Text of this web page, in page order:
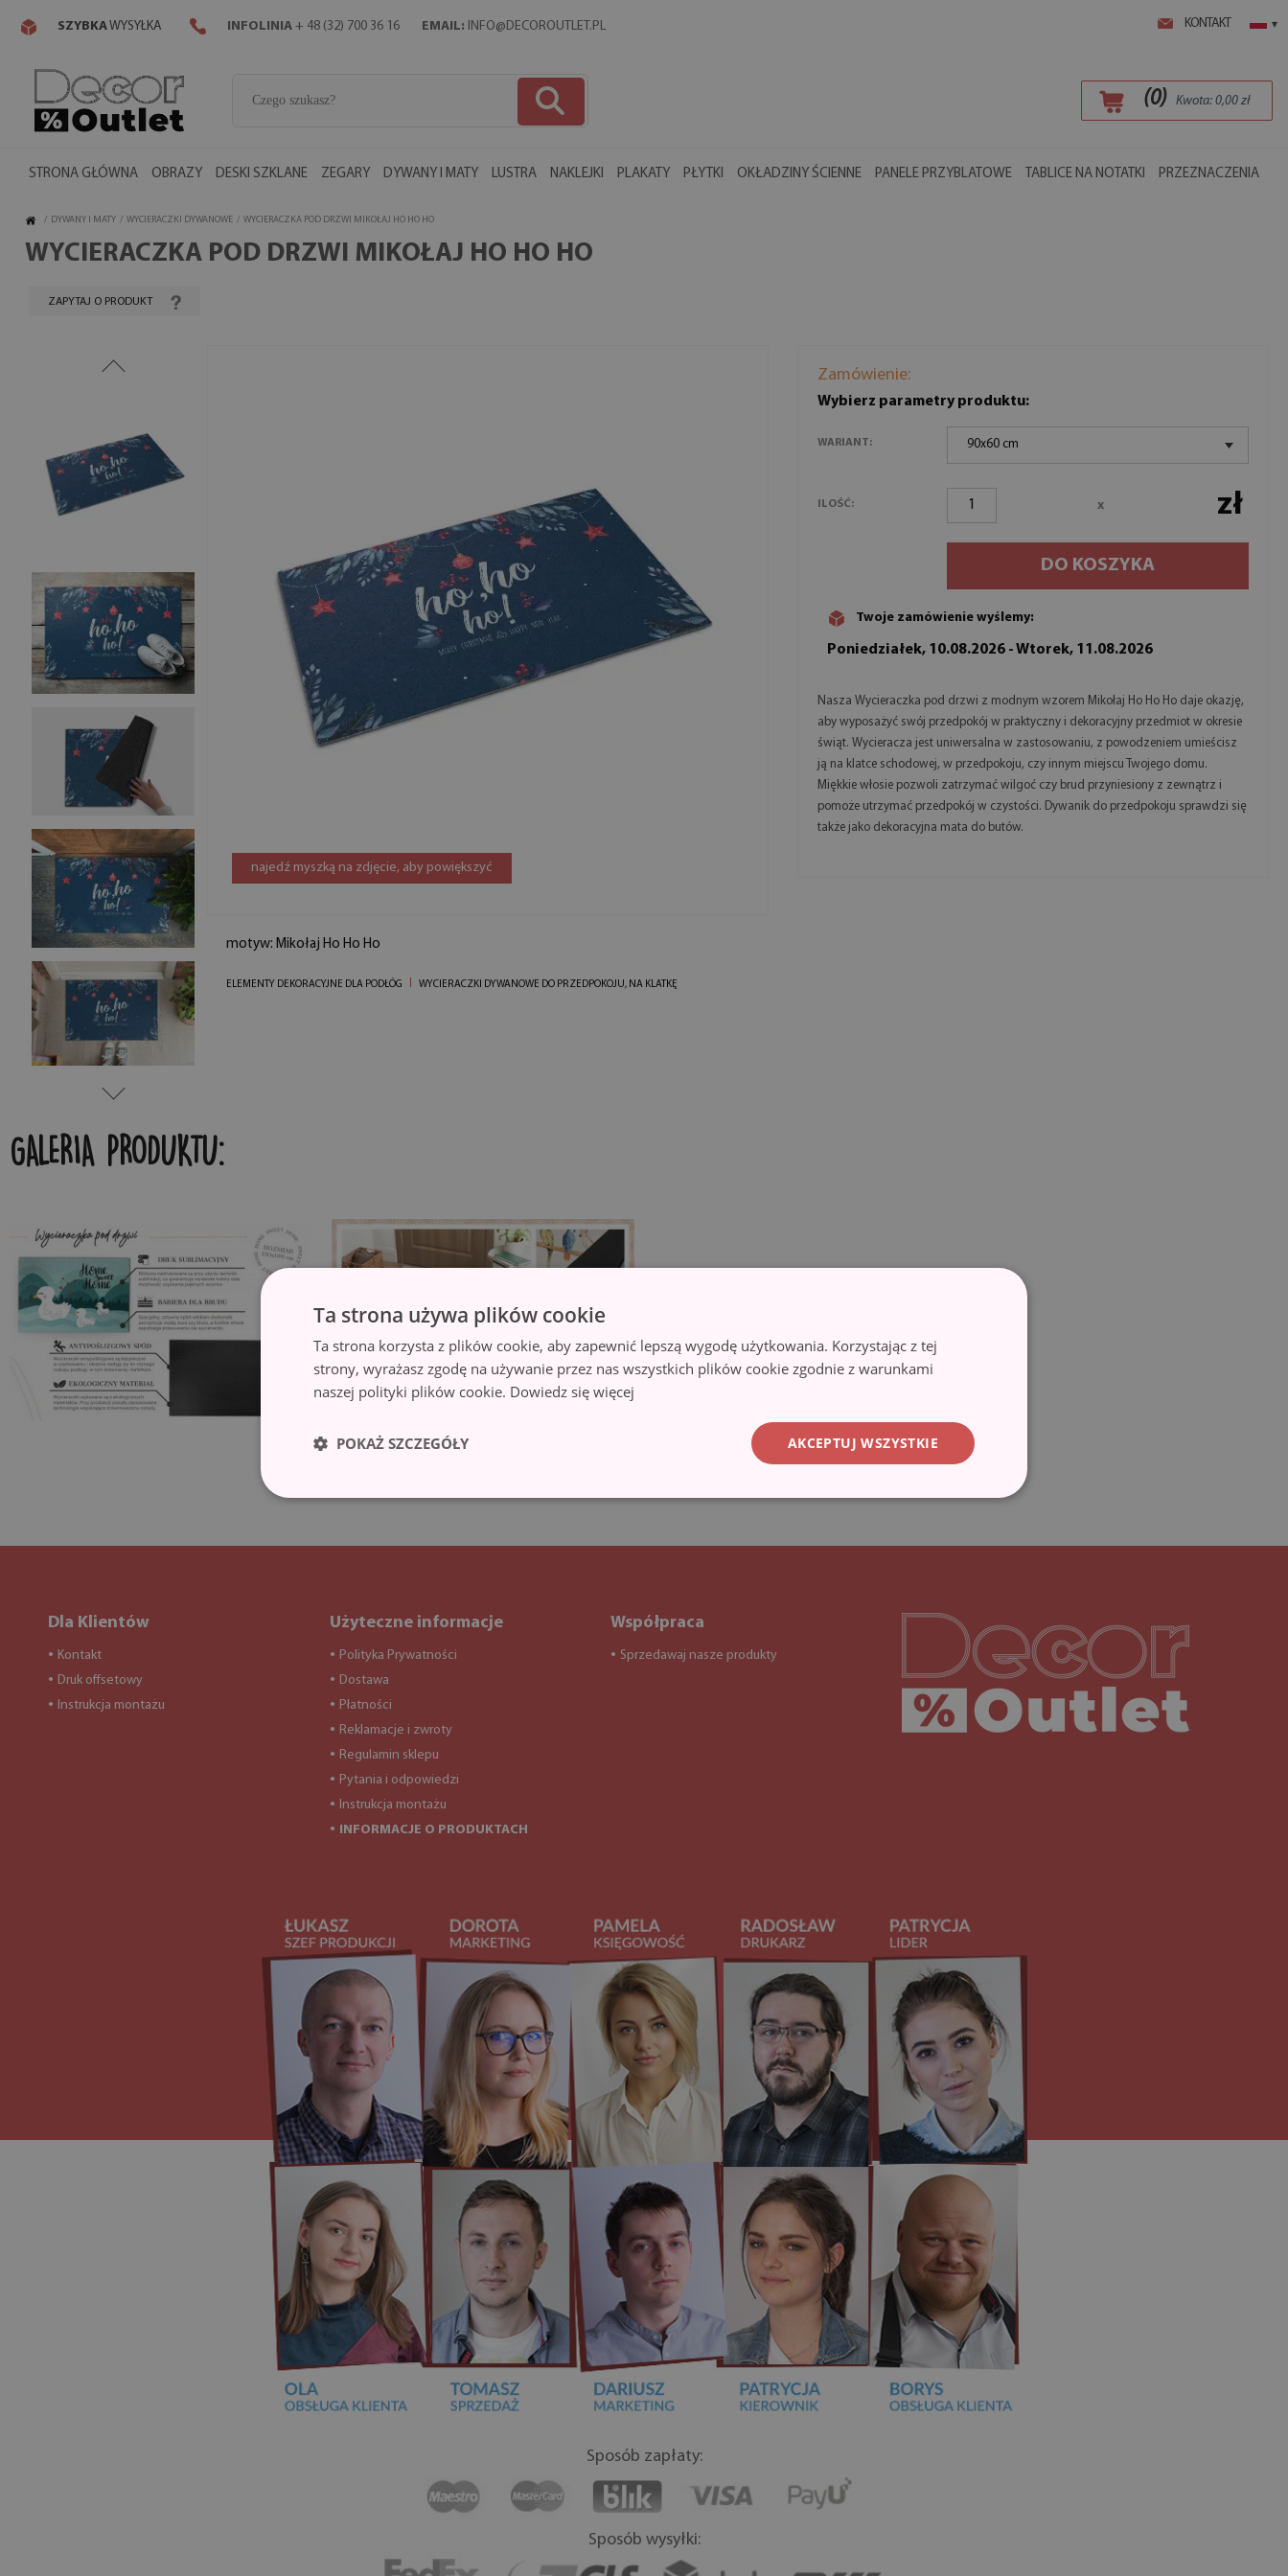
KONTAKT ▾
SZYBKAWYSYŁKA INFOLINIA + 48 (32) 700 36 16 EMAIL: INFO@DECOROUTLET.PL
(0) Kwota: 0,00zł
STRONA GŁÓWNA OBRAZY DESKI SZKLANE ZEGARY DYWANY I MATY LUSTRA NAKLEJKI PLAKATY PŁYTKI OKŁADZINY ŚCIENNE PANELE PRZYBLATOWE TABLICE NA NOTATKI PRZEZNACZENIA
/ DYWANY I MATY / WYCIERACZKI DYWANOWE / WYCIERACZKA POD DRZWI MIKOŁAJ HO HO HO
WYCIERACZKA POD DRZWI MIKOŁAJ HO HO HO
ZAPYTAJ O PRODUKT
najedź myszką na zdjęcie, aby powiększyć
motyw: Mikołaj Ho Ho Ho
ELEMENTY DEKORACYJNE DLA PODŁÓG WYCIERACZKI DYWANOWE DO PRZEDPOKOJU, NA KLATKĘ
Zamówienie:
Wybierz parametry produktu:
WARIANT: 90x60 cm
ILOŚĆ: x zł
DO KOSZYKA
Twoje zamówienie wyślemy:
Poniedziałek, 10.08.2026 - Wtorek, 11.08.2026
Nasza Wycieraczka pod drzwi z modnym wzorem Mikołaj Ho Ho Ho daje okazję,
aby wyposażyć swój przedpokój w praktyczny i dekoracyjny przedmiot w okresie
świąt. Wycieracza jest uniwersalna w zastosowaniu, z powodzeniem umieścisz
ją na klatce schodowej, w przedpokoju, czy innym miejscu Twojego domu.
Miękkie włosie pozwoli zatrzymać wilgoć czy brud przyniesiony z zewnątrz i
pomoże utrzymać przedpokój w czystości. Dywanik do przedpokoju sprawdzi się
także jako dekoracyjna mata do butów.
GALERIA PRODUKTU:
Dla Klientów
● Kontakt
● Druk offsetowy
● Instrukcja montażu
Użyteczne informacje
● Polityka Prywatności
● Dostawa
● Płatności
● Reklamacje i zwroty
● Regulamin sklepu
● Pytania i odpowiedzi
● Instrukcja montażu
● INFORMACJE O PRODUKTACH
Współpraca
● Sprzedawaj nasze produkty Decoroutlet-logo
Sposób zapłaty:
Sposób wysyłki:
Ta strona używa plików cookie
Ta strona korzysta z plików cookie, aby zapewnić lepszą wygodę użytkowania. Korzystając z tej
strony, wyrażasz zgodę na używanie przez nas wszystkich plików cookie zgodnie z warunkami
naszej polityki plików cookie. Dowiedz się więcej
AKCEPTUJ WSZYSTKIE
POKAŻ SZCZEGÓŁY